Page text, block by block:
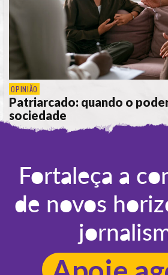
OPINIÃO
Patriarcado: quando o
sociedade
Fortaleça a
de novos